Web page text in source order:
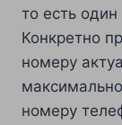
то есть
Конкретно
номеру
номеру